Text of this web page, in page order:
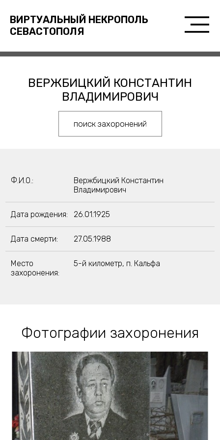
ВИРТУАЛЬНЫЙ НЕКРОПОЛЬ
СЕВАСТОПОЛЯ
ВЕРЖБИЦКИЙ КОНСТАНТИН
ВЛАДИМИРОВИЧ
поиск захоронений
Ф.И.О.:
Вержбицкий Константин
Владимирович
Дата рождения: 26.01.1925
Дата смерти: 27.05.1988
Место
захоронения:
5-й километр, п. Кальфа
Фотографии захоронения